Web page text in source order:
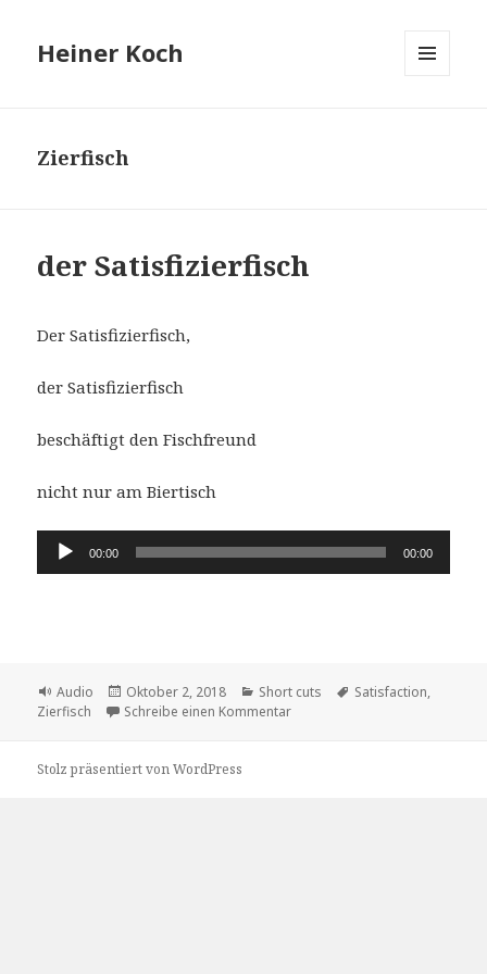
Heiner Koch
Zierfisch
der Satisfizierfisch
Der Satisfizierfisch,
der Satisfizierfisch
beschäftigt den Fischfreund
nicht nur am Biertisch
Audio-
00:00 00:00
Format
Audio
Veröffentlicht
am
Oktober 2, 2018 Kategorien
Short cuts Schlagwörter
Satisfaction,
Zierfisch
Schreibe einen Kommentarzu der Satisfizierfisch
Stolz präsentiert von WordPress